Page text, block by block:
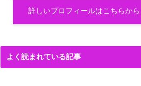
詳しいプロフィールはこちらから
よく読まれている記事